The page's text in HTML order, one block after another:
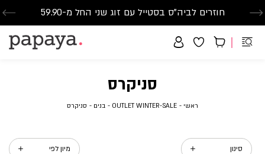
משלוח חינם בקנייה מעל 299₪ | זמני אספקה עד 5 ימי עסקים
חוזרים לביה"ס בסטייל עם זוג שני החל מ-59.90
סנדלים-הזדמנות אחרונה-החל מ-79.90
סניקרס
ראשי ראשי
OUTLET WINTER-SALE
OUTLET
בנים בניםסניקרססניקרס
סינון